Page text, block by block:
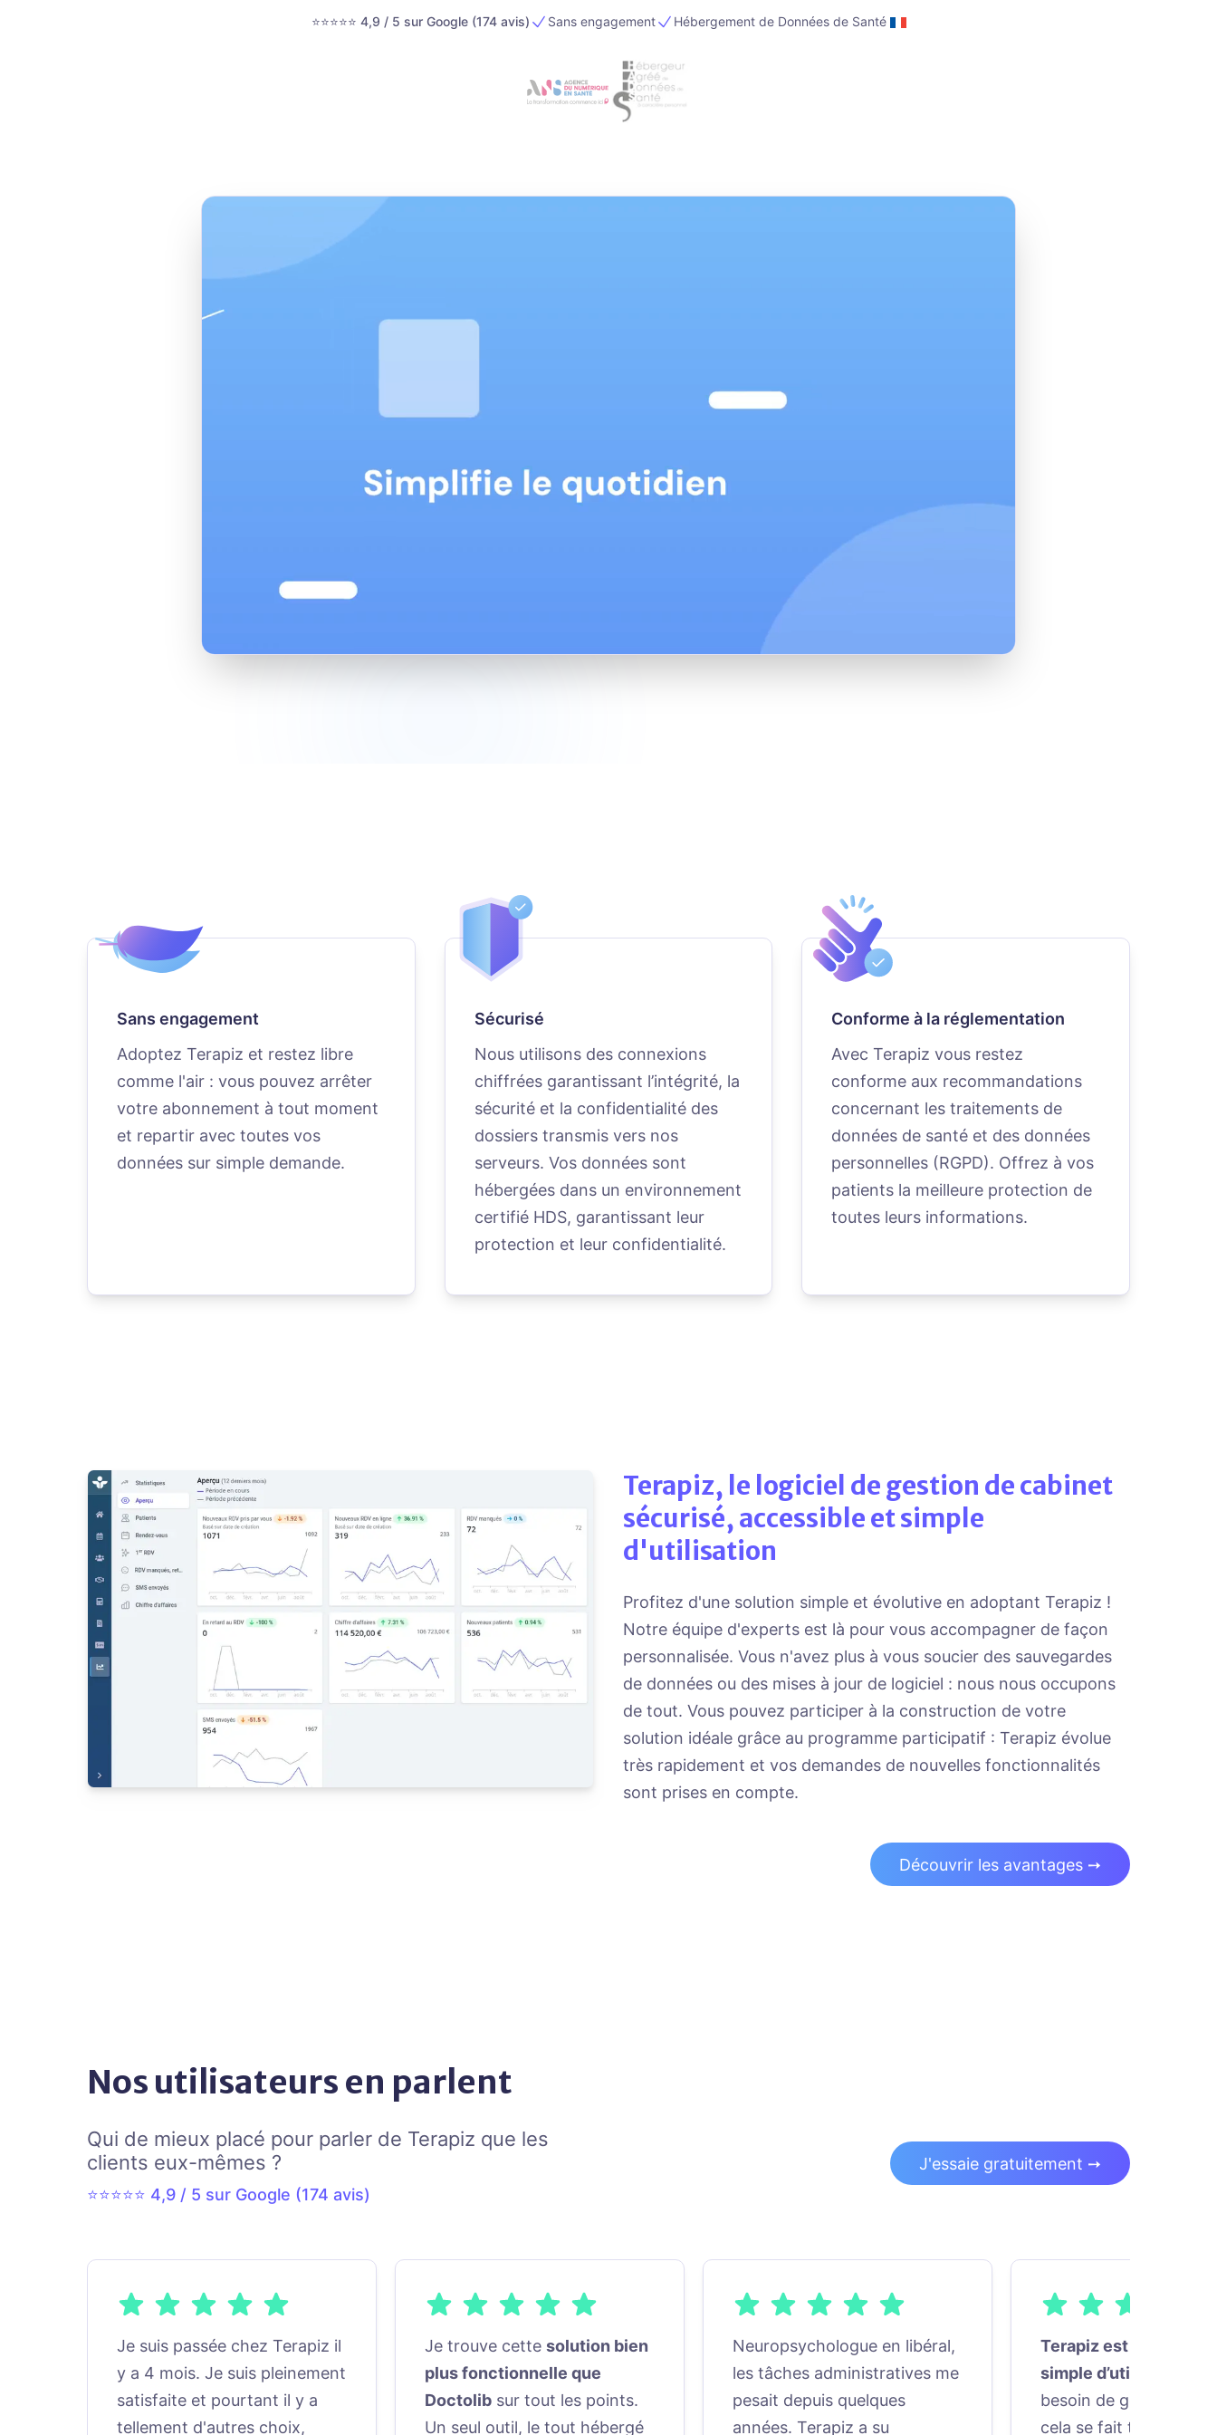
⭐⭐⭐⭐⭐ 4,9 / 5 sur Google (174avis) Sans engagement Hébergement de Données de Santé
Sans engagement
Adoptez Terapiz et restez libre
comme l'air : vous pouvez arrêter
votre abonnement à tout moment
et repartir avec toutes vos
données sur simple demande.
Sécurisé
Nous utilisons des connexions
chiffrées garantissant l’intégrité, la
sécurité et la confidentialité des
dossiers transmis vers nos
serveurs. Vos données sont
hébergées dans un environnement
certifié HDS, garantissant leur
protection et leur confidentialité.
Conforme à la réglementation
Avec Terapiz vous restez
conforme aux recommandations
concernant les traitements de
données de santé et des données
personnelles (RGPD). Offrez à vos
patients la meilleure protection de
toutes leurs informations.
Terapiz, le logiciel de gestion de cabinet
sécurisé, accessible et simple
d'utilisation
Profitez d'une solution simple et évolutive en adoptant Terapiz !
Notre équipe d'experts est là pour vous accompagner de façon
personnalisée. Vous n'avez plus à vous soucier des sauvegardes
de données ou des mises à jour de logiciel : nous nous occupons
de tout. Vous pouvez participer à la construction de votre
solution idéale grâce au programme participatif : Terapiz évolue
très rapidement et vos demandes de nouvelles fonctionnalités
sont prises en compte.
Découvrir les avantages ➙
Nos utilisateurs en parlent
Qui de mieux placé pour parler de Terapiz que les
clients eux-mêmes ?
⭐⭐⭐⭐⭐ 4,9 / 5 sur Google (174 avis)
J'essaie gratuitement ➙
Je suis passée chez Terapiz il
y a 4 mois. Je suis pleinement
satisfaite et pourtant il y a
tellement d'autres choix,
Je trouve cette solution bien
plus fonctionnelle que
Doctolib sur tout les points.
Un seul outil, le tout hébergé
Neuropsychologue en libéral,
les tâches administratives me
pesait depuis quelques
années. Terapiz a su
Terapiz est très
simple d’utilisation
besoin de gérer les
cela se fait tout seul